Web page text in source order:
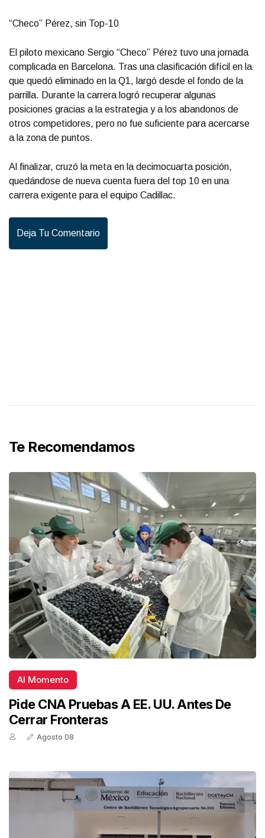
“Checo” Pérez, sin Top-10
El piloto mexicano Sergio “Checo” Pérez tuvo una jornada
complicada en Barcelona. Tras una clasificación difícil en la
que quedó eliminado en la Q1, largó desde el fondo de la
parrilla. Durante la carrera logró recuperar algunas
posiciones gracias a la estrategia y a los abandonos de
otros competidores, pero no fue suficiente para acercarse
a la zona de puntos.
Al finalizar, cruzó la meta en la decimocuarta posición,
quedándose de nueva cuenta fuera del top 10 en una
carrera exigente para el equipo Cadillac.
Deja Tu Comentario
Te Recomendamos
Al Momento
Pide CNA Pruebas A EE. UU. Antes De
Cerrar Fronteras
Agosto 08